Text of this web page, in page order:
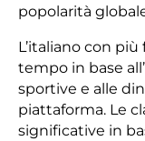
popolarità
L’italiano con
tempo in base
sportive e alle
piattaforma. Le
significative in